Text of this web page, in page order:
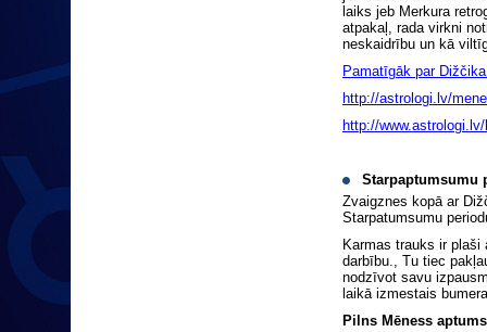
laiks jeb Merkura
atpakaļ, rada virkni
neskaidrību un kā
Pamatīgāk par
http://astrologi.lv/
http://
Starpaptumsumu
Zvaigznes kopā ar
Starpatumsumu
Karmas trauks ir
darbību., Tu tiec
nodzīvot savu
laikā izmestais
Pilns Mēness